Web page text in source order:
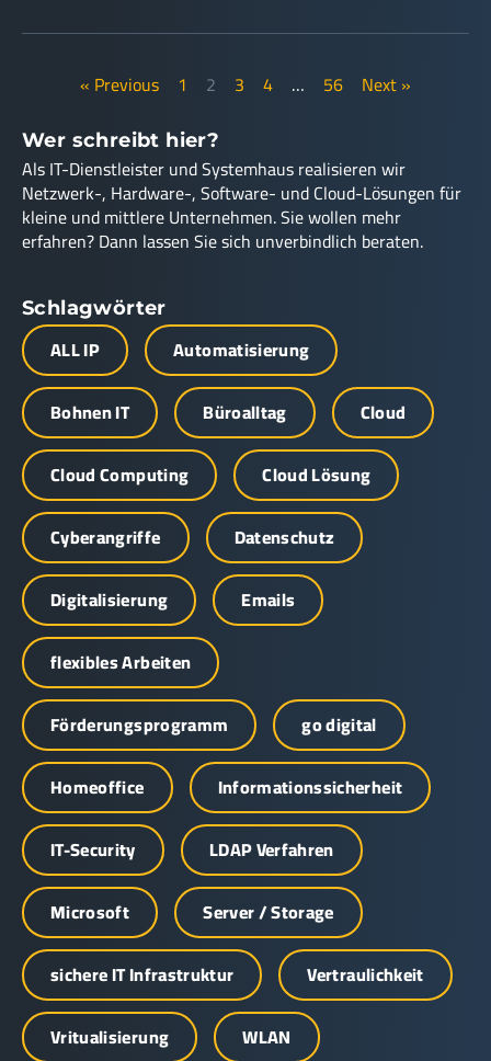
« Previous 1 2 3 4 … 56 Next »
Wer schreibt hier?
Als IT-Dienstleister und Systemhaus realisieren wir
Netzwerk-, Hardware-, Software- und Cloud-Lösungen für
kleine und mittlere Unternehmen. Sie wollen mehr
erfahren? Dann lassen Sie sich unverbindlich beraten.
Schlagwörter
ALL IP
Automatisierung
Bohnen IT
Büroalltag
Cloud
Cloud Computing
Cloud Lösung
Cyberangriffe
Datenschutz
Digitalisierung
Emails
flexibles Arbeiten
Förderungsprogramm
go digital
Homeoffice
Informationssicherheit
IT-Security
LDAP Verfahren
Microsoft
Server / Storage
sichere IT Infrastruktur
Vertraulichkeit
Vritualisierung
WLAN